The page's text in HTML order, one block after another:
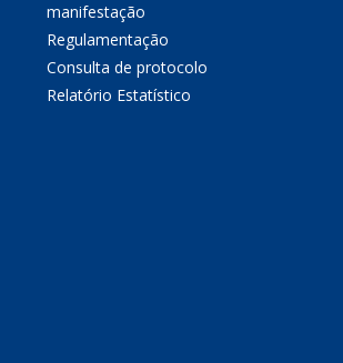
manifestação
Regulamentação
Consulta de protocolo
Relatório Estatístico